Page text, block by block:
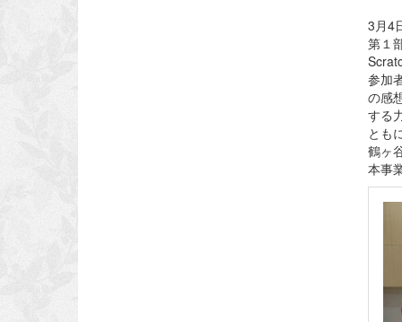
3月4
第１
参加
の感
する
とも
鶴ヶ
本事